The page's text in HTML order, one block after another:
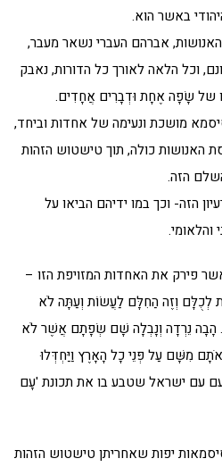
אברהם העברי נשאר מעבר,
וכל הלאה לאורך כל הדורות, נאבק
של שָׂפָה אֶחָת וּדְבָרִים אֲחָדִים.
מושכת ונעימה של אחדות וביחד,
האנושות כולה, תוך טישטוש הזהות
הזה.
הזה- וכך במו ידיהם הביאו על
והלאומי.
פירק את האחדות המזויפת הזו –
לְכֻלָּם וְזֶה הַחִלָּם לַעֲשׂוֹת וְעַתָּה לֹא
הָבָה נֵרְדָה וְנָבְלָה שָׁם שְׂפָתָם אֲשֶׁר לֹא
מִשָּׁם עַל פְּנֵי כָל הָאָרֶץ וַיַּחְדְּלוּ
עם ישראל שטבע בו את תכונת 'עָם
יפות שאחריתן טישטוש הזהות